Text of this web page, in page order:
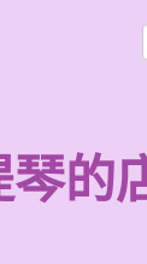
的